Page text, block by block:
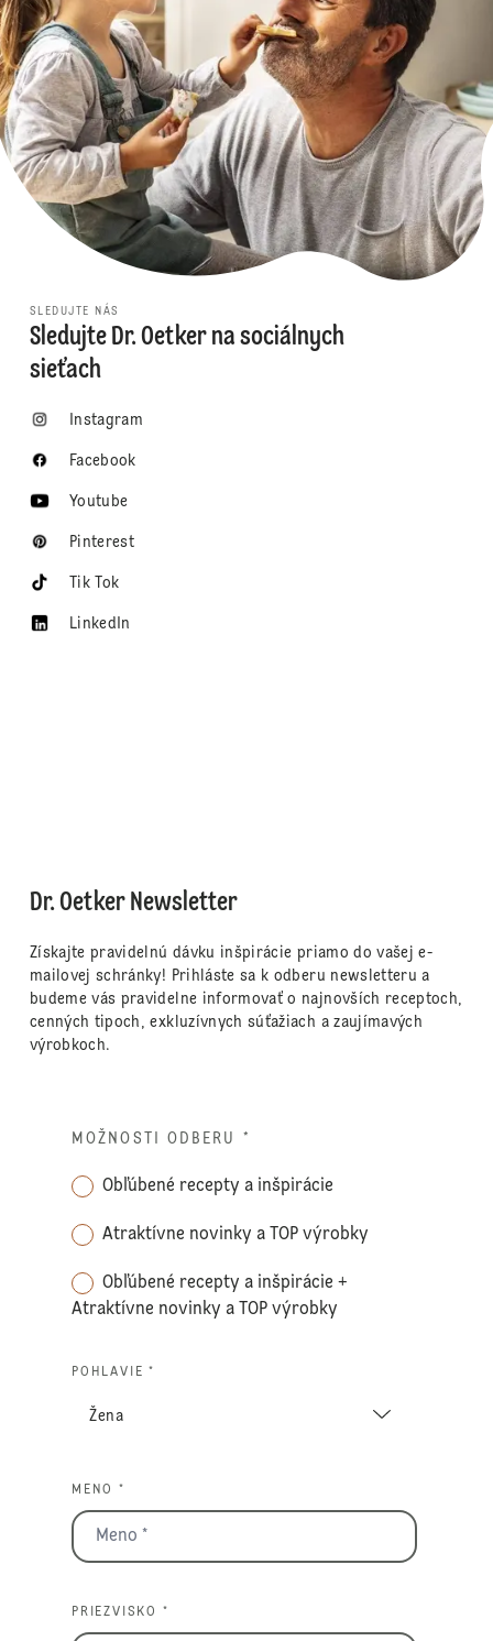
SLEDUJTE NÁS
Sledujte Dr. Oetker na sociálnych
sieťach
Instagram
Facebook
Youtube
Pinterest
Tik Tok
LinkedIn
Dr. Oetker Newsletter
Získajte pravidelnú dávku inšpirácie priamo do vašej e-
mailovej schránky! Prihláste sa k odberu newsletteru a
budeme vás pravidelne informovať o najnovších receptoch,
cenných tipoch, exkluzívnych súťažiach a zaujímavých
výrobkoch.
MOŽNOSTI ODBERU *
Obľúbené recepty a inšpirácie
Atraktívne novinky a TOP výrobky
Obľúbené recepty a inšpirácie +
Atraktívne novinky a TOP výrobky
POHLAVIE *
MENO *
PRIEZVISKO *